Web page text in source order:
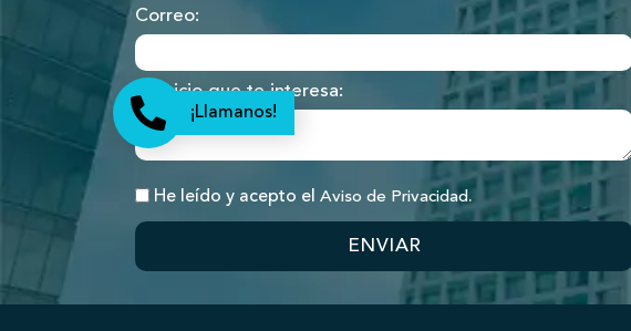
Correo:
Servicio que te interesa:
He leído y acepto el Aviso de Privacidad.
ENVIAR
¡Llamanos!